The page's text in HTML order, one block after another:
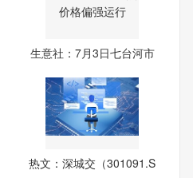
生意社：7月3日七台河市
热文：深城交（301091.S